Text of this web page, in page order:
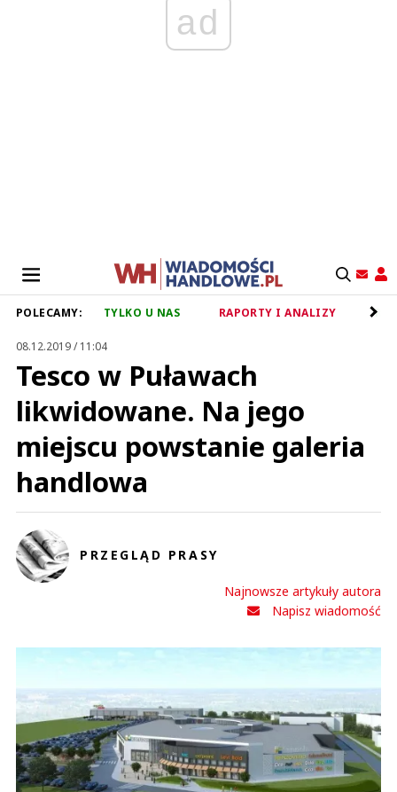
ad
POLECAMY: TYLKO U NAS RAPORTY I ANALIZY
08.12.2019 / 11:04
Tesco w Puławach
likwidowane. Na jego
miejscu powstanie galeria
handlowa
PRZEGLĄD PRASY
Najnowsze artykuły autora
Napisz wiadomość